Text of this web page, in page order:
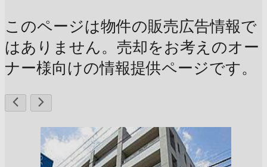
このページは物件の販売広告情報で
はありません。売却をお考えのオー
ナー様向けの情報提供ページです。